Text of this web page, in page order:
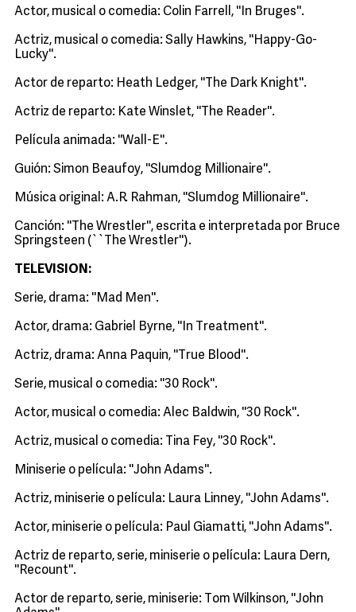
Actor, musical o comedia: Colin Farrell, ''In Bruges''.
Actriz, musical o comedia: Sally Hawkins, ''Happy-Go-
Lucky''.
Actor de reparto: Heath Ledger, ''The Dark Knight''.
Actriz de reparto: Kate Winslet, ''The Reader''.
Película animada: ''Wall-E''.
Guión: Simon Beaufoy, ''Slumdog Millionaire''.
Música original: A.R. Rahman, ''Slumdog Millionaire''.
Canción: ''The Wrestler'', escrita e interpretada por Bruce
Springsteen (``The Wrestler'').
TELEVISION:
Serie, drama: ''Mad Men''.
Actor, drama: Gabriel Byrne, ''In Treatment''.
Actriz, drama: Anna Paquin, ''True Blood''.
Serie, musical o comedia: ''30 Rock''.
Actor, musical o comedia: Alec Baldwin, ''30 Rock''.
Actriz, musical o comedia: Tina Fey, ''30 Rock''.
Miniserie o película: ''John Adams''.
Actriz, miniserie o película: Laura Linney, ''John Adams''.
Actor, miniserie o película: Paul Giamatti, ''John Adams''.
Actriz de reparto, serie, miniserie o película: Laura Dern,
''Recount''.
Actor de reparto, serie, miniserie: Tom Wilkinson, ''John